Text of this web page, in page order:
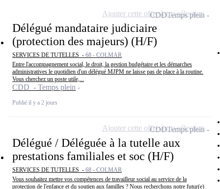
Délégué mandataire judiciaire
(protection des majeurs) (H/F)
SERVICES DE TUTELLES - 68 - COLMAR
Entre l'accompagnement social, le droit, la gestion budgétaire et les démarches
administratives le quotidien d'un délégué MJPM ne laisse pas de place à la routine.
Vous cherchez un poste utile,...
CDD - Temps plein
Publié il y a 2 jours
CDDTemps plein
Ajouter cette offre à ma sélection
Délégué / Déléguée à la tutelle aux
prestations familiales et soc (H/F)
SERVICES DE TUTELLES - 68 - COLMAR
Vous souhaitez mettre vos compétences de travailleur social au service de la
protection de l'enfance et du soutien aux familles ? Nous recherchons notre futur(e)
CDDTemps plein
Ajouter cette offre à ma sélection